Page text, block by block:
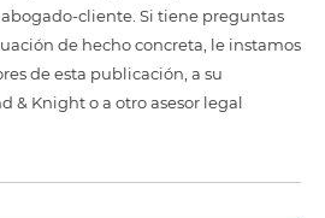
cliente. Si tiene preguntas
de hecho concreta, le instamos
de esta publicación, a su
& Knight o a otro asesor legal